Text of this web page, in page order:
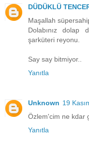
DÜDÜKLÜ
Maşallah
Dolabınız dolap
şarküteri reyonu.
Say say bitmiyor..
Yanıtla
Unknown 19
Özlem'cim ne kdar
Yanıtla